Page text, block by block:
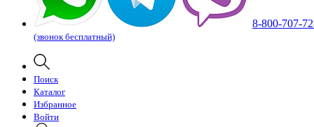
8-800-707-
(звонок бесплатный)
Поиск
Каталог
Избранное
Войти